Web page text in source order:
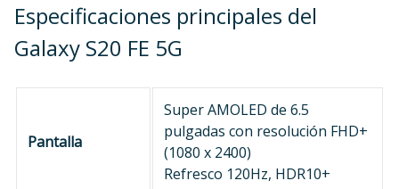
Especificaciones principales del
Galaxy S20 FE 5G
Pantalla
Super AMOLED de 6.5
pulgadas con resolución FHD+
(1080 x 2400)
Refresco 120Hz, HDR10+